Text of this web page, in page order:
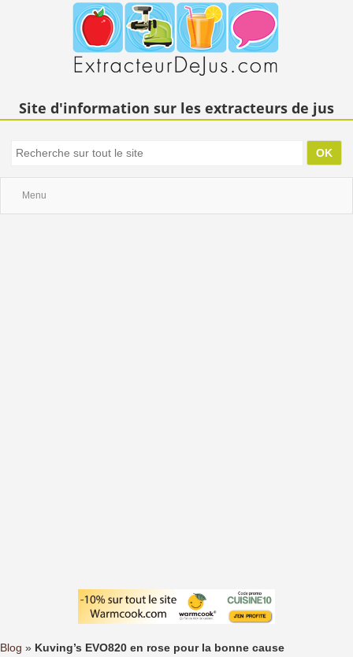
Site d'information sur les extracteurs de jus
Menu
Blog » Kuving’s EVO820 en rose pour la bonne cause